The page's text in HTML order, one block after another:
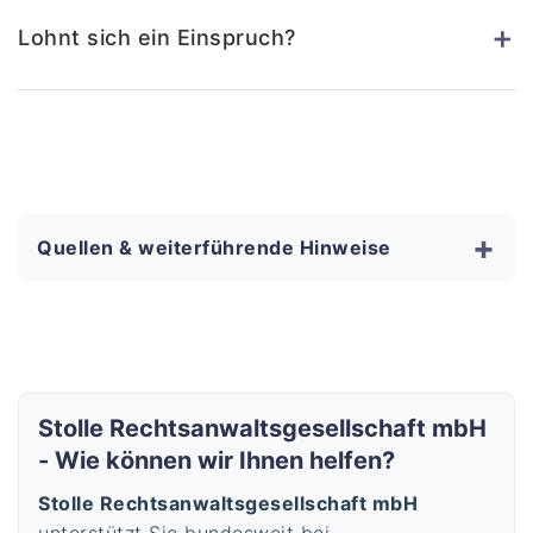
Lohnt sich ein Einspruch? +
Quellen & weiterführende Hinweise +
Stolle Rechtsanwaltsgesellschaft mbH
- Wie können wir Ihnen helfen?
Stolle Rechtsanwaltsgesellschaft mbH